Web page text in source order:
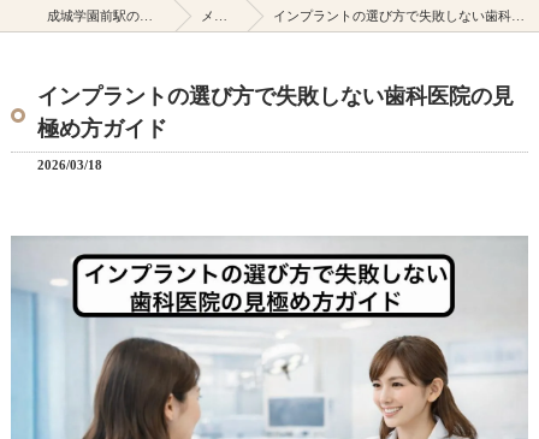
成城学園前駅の鈴木歯科医院 メディア インプラントの選び方で失敗しない歯科医院の見極め方ガイド
インプラントの選び方で失敗しない歯科医院の見
極め方ガイド
2026/03/18